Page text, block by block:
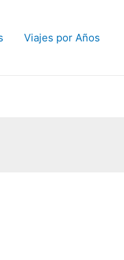
Viajes por Años